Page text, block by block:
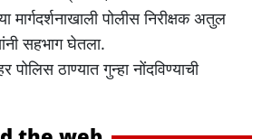
मार्गदर्शनाखाली पोलीस निरीक्षक अतुल
सहभाग घेतला.
ठाण्यात गुन्हा नोंदविण्याची